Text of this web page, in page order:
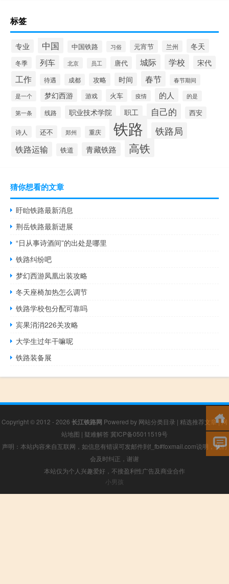
标签
专业 中国 中国铁路 习俗 元宵节 兰州 冬天
冬季 列车 北京 员工 唐代 城际 学校 宋代
工作 待遇 成都 攻略 时间 春节 春节期间
是一个 梦幻西游 游戏 火车 疫情 的人 的是
第一条 线路 职业技术学院 职工 自己的 西安
诗人 还不 郑州 重庆 铁路 铁路局
铁路运输 铁道 青藏铁路 高铁
猜你想看的文章
盱眙铁路最新消息
荆岳铁路最新进展
“日从事诗酒间”的出处是哪里
铁路纠纷吧
梦幻西游凤凰出装攻略
冬天座椅加热怎么调节
铁路学校包分配可靠吗
宾果消消226关攻略
大学生过年干嘛呢
铁路装备展
Copyright © 2012 - 2026 长江铁路网 Powered by 网站分类目录 | 精选推荐文章|网
站地图 | 疑难解答 冀ICP备05011519号
声明：本站内容来自互联网，如信息有错误可发邮件到f_fb#foxmail.com说明，我们
会及时纠正，谢谢
本站仅为个人兴趣爱好，不接盈利性广告及商业合作
小男孩